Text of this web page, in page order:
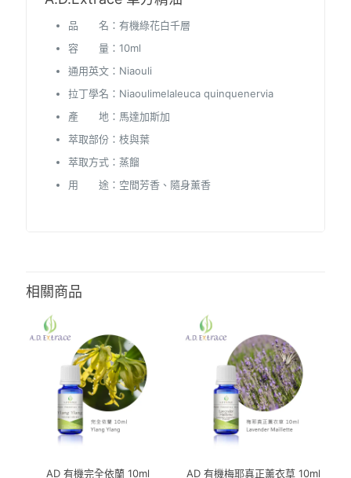
品 名：有機綠花白千層
容 量：10ml
通用英文：Niaouli
拉丁學名：Niaoulimelaleuca quinquenervia
產 地：馬達加斯加
萃取部份：枝與葉
萃取方式：蒸餾
用 途：空間芳香、隨身薰香
相關商品
AD 有機完全依蘭 10ml
AD 有機梅耶真正薰衣草 10ml